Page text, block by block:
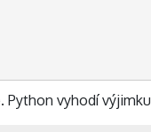
Python vyhodí výjimku